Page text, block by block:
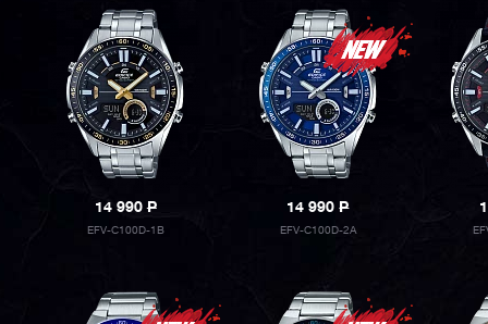
14 990P
EFV-C100D-1B
14 990P
EFV-C100D-2A